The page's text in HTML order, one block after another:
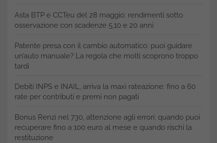
Asta BTP e CCTeu del 28 maggio: rendimenti sotto
osservazione con scadenze 5,10 e 20 anni
Patente presa con il cambio automatico: puoi guidare
un’auto manuale? La regola che molti scoprono troppo
tardi
Debiti INPS e INAIL, arriva la maxi rateazione: fino a 60
rate per contributi e premi non pagati
Bonus Renzi nel 730, attenzione agli errori: quando puoi
recuperare fino a 100 euro al mese e quando rischi la
restituzione